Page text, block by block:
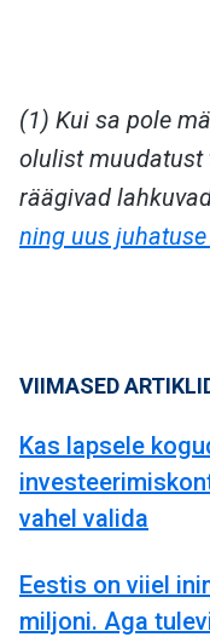
(1) Kui sa pole
olulist muudatust
räägivad
ning uus
VIIMASED
Kas lapsele
vahel valida
Eestis on viiel
miljoni. Aga